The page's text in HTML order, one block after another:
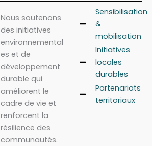
Nous soutenons
des initiatives
environnemental
es et de
développement
durable qui
améliorent le
cadre de vie et
renforcent la
résilience des
communautés.
Sensibilisation
&
mobilisation
Initiatives
locales
durables
Partenariats
territoriaux